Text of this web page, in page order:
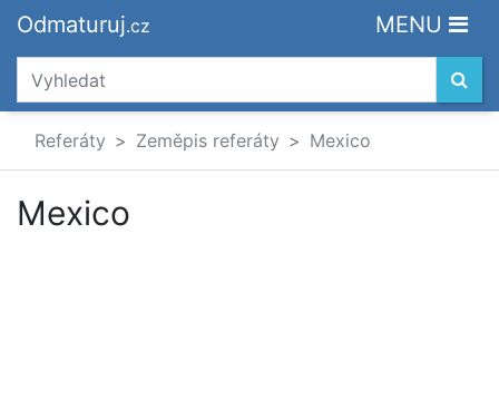
Odmaturuj.cz MENU
Referáty Zeměpis referáty Mexico
Mexico